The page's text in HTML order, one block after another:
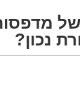
נכון?